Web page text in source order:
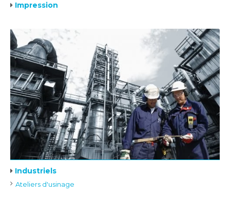
Impression
Industriels
Ateliers d'usinage